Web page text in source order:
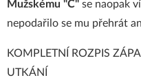
Mužskému "C" se naopak
nepodařilo se mu přehrát
KOMPLETNÍ ROZPIS
UTKÁNÍ